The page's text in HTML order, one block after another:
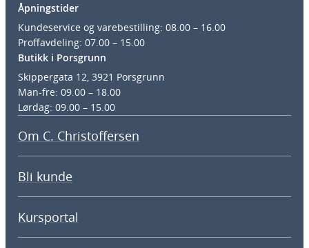
Åpningstider
Kundeservice og varebestilling: 08.00 – 16.00
Proffavdeling: 07.00 – 15.00
Butikk i Porsgrunn
Skippergata 12, 3921 Porsgrunn
Man-fre: 09.00 – 18.00
Lørdag: 09.00 – 15.00
Om C. Christoffersen
Bli kunde
Kursportal